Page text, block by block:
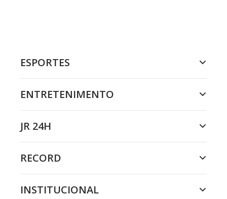
ESPORTES
ENTRETENIMENTO
JR 24H
RECORD
INSTITUCIONAL